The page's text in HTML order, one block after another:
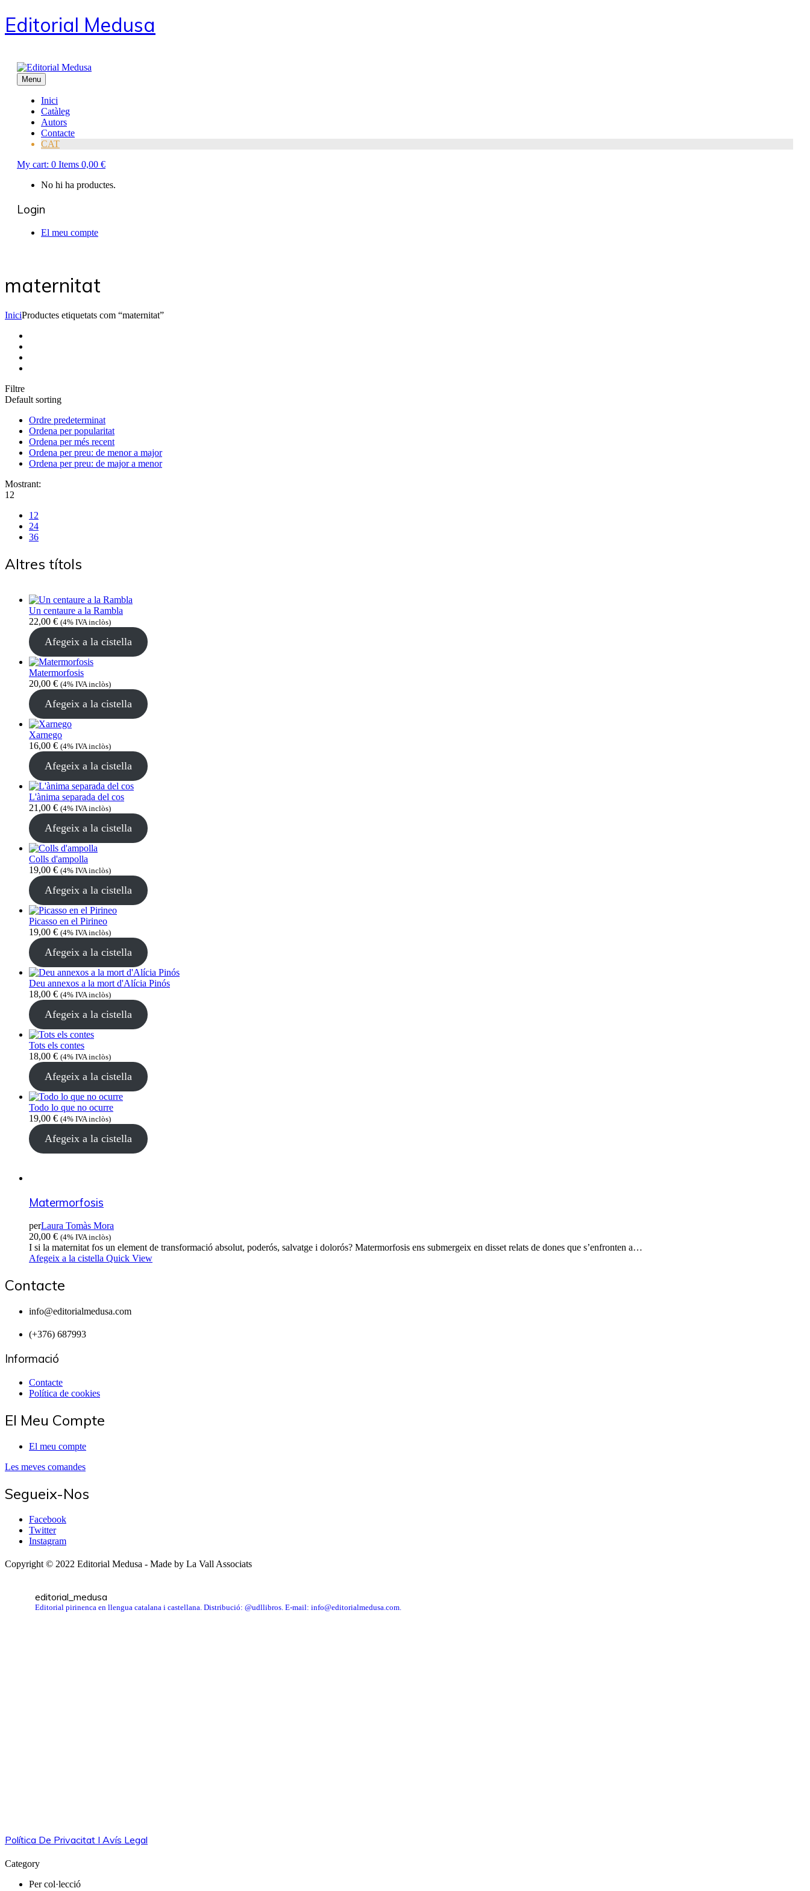
Editorial Medusa
Menu
Inici
Catàleg
Autors
Contacte
CAT
My cart: 0 Items 0,00 €
No hi ha productes.
Login
El meu compte
maternitat
IniciProductes etiquetats com “maternitat”
Filtre
Default sorting
Ordre predeterminat
Ordena per popularitat
Ordena per més recent
Ordena per preu: de menor a major
Ordena per preu: de major a menor
Mostrant:
12
12
24
36
Altres títols
Un centaure a la Rambla
22,00 € (4% IVA inclòs)
Afegeix a la cistella
Matermorfosis
20,00 € (4% IVA inclòs)
Afegeix a la cistella
Xarnego
16,00 € (4% IVA inclòs)
Afegeix a la cistella
L'ànima separada del cos
21,00 € (4% IVA inclòs)
Afegeix a la cistella
Colls d'ampolla
19,00 € (4% IVA inclòs)
Afegeix a la cistella
Picasso en el Pirineo
19,00 € (4% IVA inclòs)
Afegeix a la cistella
Deu annexos a la mort d'Alícia Pinós
18,00 € (4% IVA inclòs)
Afegeix a la cistella
Tots els contes
18,00 € (4% IVA inclòs)
Afegeix a la cistella
Todo lo que no ocurre
19,00 € (4% IVA inclòs)
Afegeix a la cistella
Matermorfosis
perLaura Tomàs Mora
20,00 € (4% IVA inclòs)
I si la maternitat fos un element de transformació absolut, poderós, salvatge i dolorós? Matermorfosis ens submergeix en disset relats de dones que s’enfronten a…
Afegeix a la cistella Quick View
Contacte
info@editorialmedusa.com
(+376) 687993
Informació
Contacte
Política de cookies
El Meu Compte
El meu compte
Les meves comandes
Segueix-Nos
Facebook
Twitter
Instagram
Copyright © 2022 Editorial Medusa - Made by La Vall Associats
editorial_medusa
Editorial pirinenca en llengua catalana i castellana. Distribució: @udllibros. E-mail: info@editorialmedusa.com.
Política De Privacitat I Avís Legal
Category
Per col·lecció